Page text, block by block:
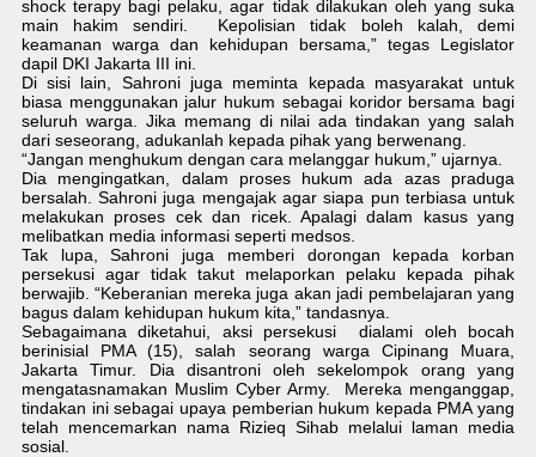
shock terapy bagi pelaku, agar tidak dilakukan oleh yang suka
main hakim sendiri. Kepolisian tidak boleh kalah, demi
keamanan warga dan kehidupan bersama,” tegas Legislator
dapil DKI Jakarta III ini.
Di sisi lain, Sahroni juga meminta kepada masyarakat untuk
biasa menggunakan jalur hukum sebagai koridor bersama bagi
seluruh warga. Jika memang di nilai ada tindakan yang salah
dari seseorang, adukanlah kepada pihak yang berwenang.
“Jangan menghukum dengan cara melanggar hukum,” ujarnya.
Dia mengingatkan, dalam proses hukum ada azas praduga
bersalah. Sahroni juga mengajak agar siapa pun terbiasa untuk
melakukan proses cek dan ricek. Apalagi dalam kasus yang
melibatkan media informasi seperti medsos.
Tak lupa, Sahroni juga memberi dorongan kepada korban
persekusi agar tidak takut melaporkan pelaku kepada pihak
berwajib. “Keberanian mereka juga akan jadi pembelajaran yang
bagus dalam kehidupan hukum kita,” tandasnya.
Sebagaimana diketahui, aksi persekusi dialami oleh bocah
berinisial PMA (15), salah seorang warga Cipinang Muara,
Jakarta Timur. Dia disantroni oleh sekelompok orang yang
mengatasnamakan Muslim Cyber Army. Mereka menganggap,
tindakan ini sebagai upaya pemberian hukum kepada PMA yang
telah mencemarkan nama Rizieq Sihab melalui laman media
sosial.